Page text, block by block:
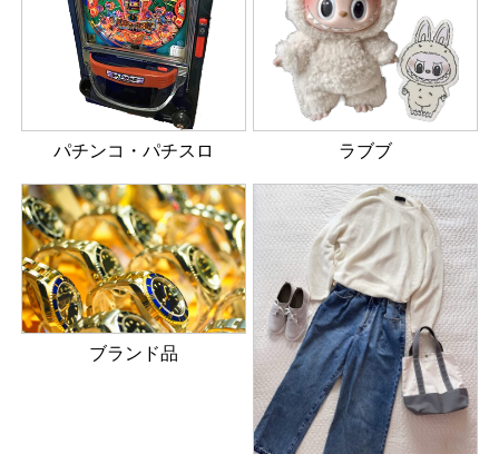
パチンコ・パチスロ ラブブ
ブランド品